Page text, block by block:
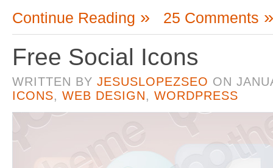
Continue Reading
25 Comments
Free Social Icons
WRITTEN BY JESUSLOPEZSEO ON
ICONS, WEB DESIGN, WORDPRESS